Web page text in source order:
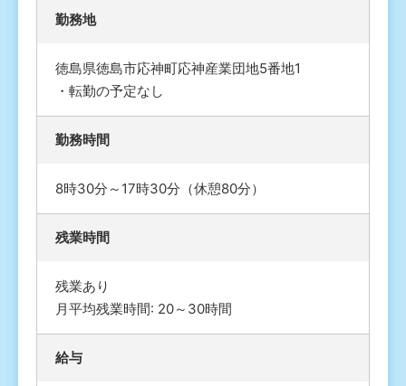
勤務地
徳島県徳島市応神町応神産業団地5番地1
・転勤の予定なし
勤務時間
8時30分～17時30分（休憩80分）
残業時間
残業あり
月平均残業時間: 20～30時間
給与